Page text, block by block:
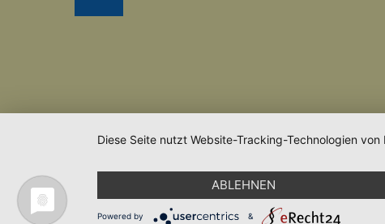
Top
Diese Seite nutzt Website-Tracking-Technologien
ABLEHNEN
Powered by &